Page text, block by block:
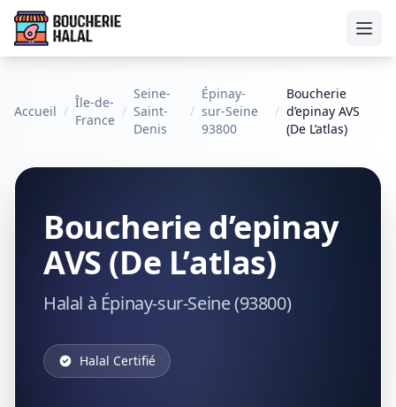
Accueil /
Île-de-
France
/
Seine-
Saint-
Denis
/
Épinay-
sur-Seine
93800
/
Boucherie
d’epinay AVS
(De L’atlas)
Boucherie d’epinay
AVS (De L’atlas)
Halal à Épinay-sur-Seine (93800)
Halal Certifié